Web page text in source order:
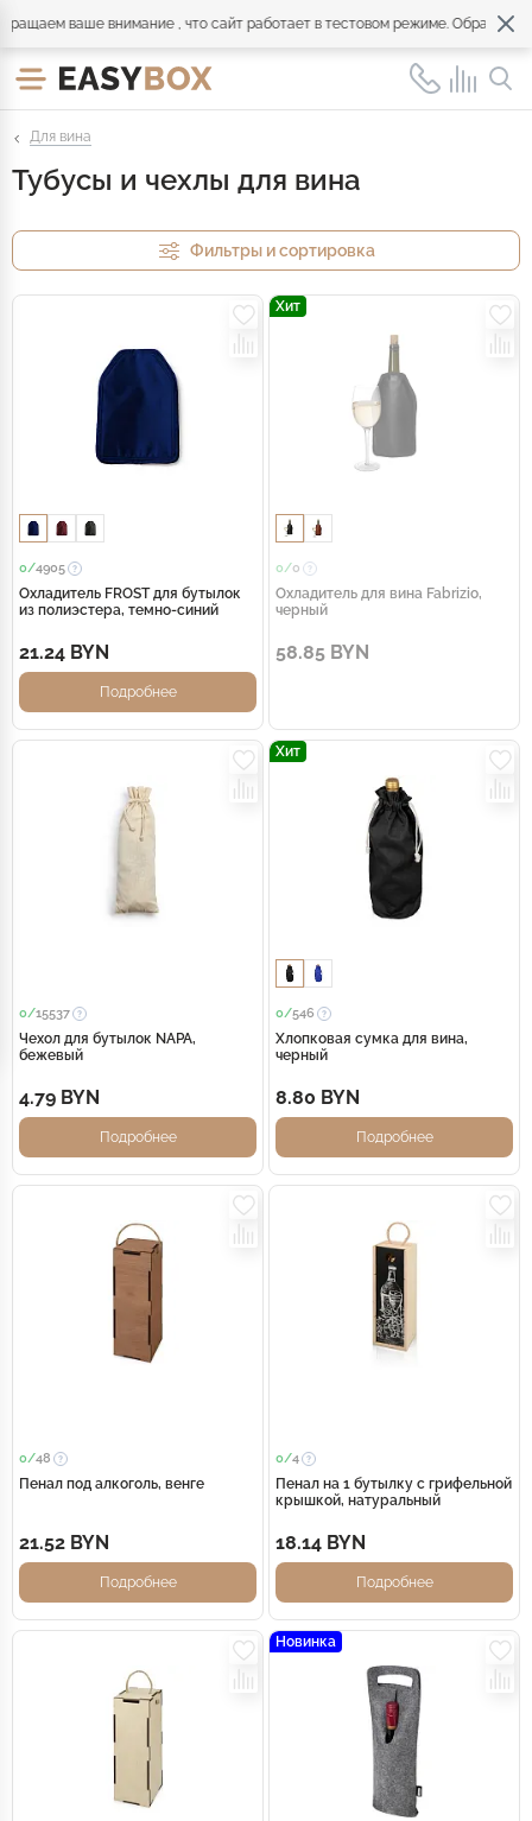
ваше внимание , что сайт работает в тестовом режиме. Обращайтесь
Для вина
Тубусы и чехлы для вина
Фильтры и сортировка
0/4905
Охладитель FROST для бутылок
из полиэстера, темно-синий
21.24 BYN
Подробнее
Хит
0/0
Охладитель для вина Fabrizio,
черный
58.85 BYN
0/15537
Чехол для бутылок NAPA,
бежевый
4.79 BYN
Подробнее
Хит
0/546
Хлопковая сумка для вина,
черный
8.80 BYN
Подробнее
0/48
Пенал под алкоголь, венге
21.52 BYN
Подробнее
0/4
Пенал на 1 бутылку с грифельной
крышкой, натуральный
18.14 BYN
Подробнее
Новинка